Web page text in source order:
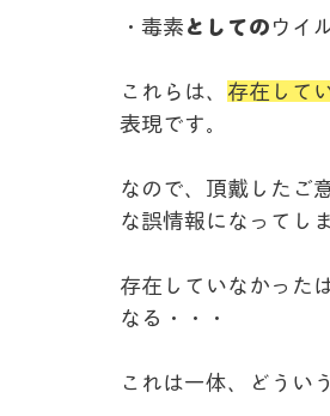
・毒素 としての ウイ
これらは、 存在して
表現です。
なので、頂戴したご
な誤情報になってし
存在していなかった
なる・・・
これは一体、どうい